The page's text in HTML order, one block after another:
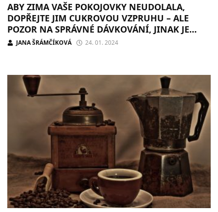
ABY ZIMA VAŠE POKOJOVKY NEUDOLALA,
DOPŘEJTE JIM CUKROVOU VZPRUHU – ALE
POZOR NA SPRÁVNÉ DÁVKOVÁNÍ, JINAK JE
SPÍŠE „DORAZÍTE“
JANA ŠRÁMČÍKOVÁ 24. 01. 2024